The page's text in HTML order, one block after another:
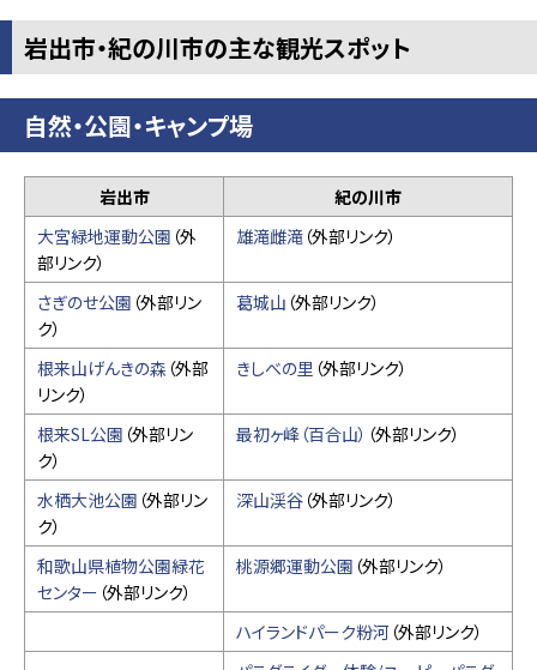
岩出市・紀の川市の主な観光スポット
自然・公園・キャンプ場
岩出市
紀の川市
大宮緑地運動公園 （外
部リンク）
雄滝雌滝 （外部リンク）
さぎのせ公園 （外部リン
ク）
葛城山 （外部リンク）
根来山げんきの森 （外部
リンク）
きしべの里 （外部リンク）
根来SL公園 （外部リン
ク）
最初ヶ峰（百合山） （外部リンク）
水栖大池公園 （外部リン
ク）
深山渓谷 （外部リンク）
和歌山県植物公園緑花
センター （外部リンク）
桃源郷運動公園 （外部リンク）
ハイランドパーク粉河 （外部リンク）